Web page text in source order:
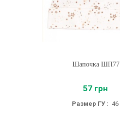
Купить
Шапочка ШП77
57 грн
Размер ГУ : 46